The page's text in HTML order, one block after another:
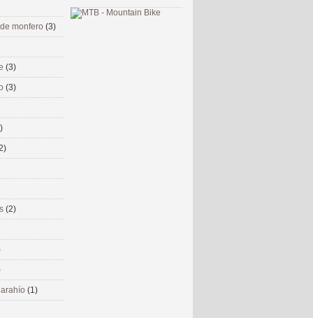
monfero (3)
(3)
(3)
(2)
(1)